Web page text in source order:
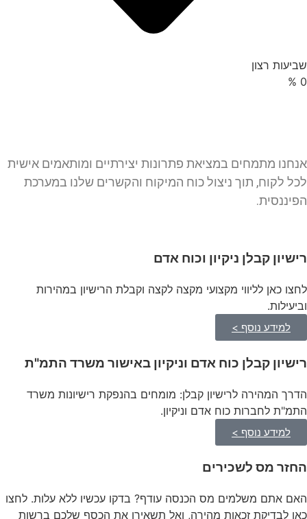
שביעות רצון
0
%
אנחנו מתמחים במציאת פתרונות יצירתיים ומותאמים אישית
לכל לקוח, תוך ניצול כוח המיקוח והקשרים שלנו במערכת
הפיננסית.
רישיון קבלן ניקיון וכוח אדם
לחצו כאן לליווי מקצועי מקצה לקצה וקבלת הרישיון במהירות
וביעילות.
למידע נוסף >
רישיון קבלן כוח אדם וניקיון באישור משרד התמ"ת
הדרך המהירה לרישיון קבלן: מומחים בהנפקת רישיונות משרד
התמ"ת לחברות כוח אדם וניקיון.
למידע נוסף >
החזר מס לשכירים
האם אתם משלמים מס הכנסה עודף? בדקו עכשיו ללא עלות. לחצו
כאן לבדיקת זכאות מהירה, ואל תשאירו את הכסף שלכם ברשות